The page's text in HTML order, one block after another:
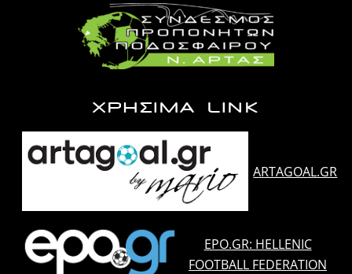
ΧΡΗΣΙΜΑ LINK
ARTAGOAL.GR
EPO.GR: HELLENIC
FOOTBALL FEDERATION